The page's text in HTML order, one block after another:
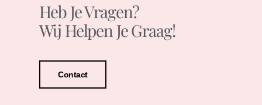
Heb Je Vragen?
Wij Helpen Je Graag!
Contact